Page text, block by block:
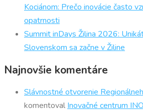
Kociánom: Prečo inovácie často
opatrnosti
Summit inDays Žilina 2026:
Slovenskom sa začne v Žiline
Najnovšie komentáre
Slávnostné otvorenie
komentoval Inovačné centrum